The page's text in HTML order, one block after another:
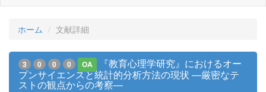
ホーム 文献詳細
3 0 0 0 OA
『教育心理学研究』におけるオー
プンサイエンスと統計的分析方法の現状 ―厳密なテ
ストの観点からの考察―